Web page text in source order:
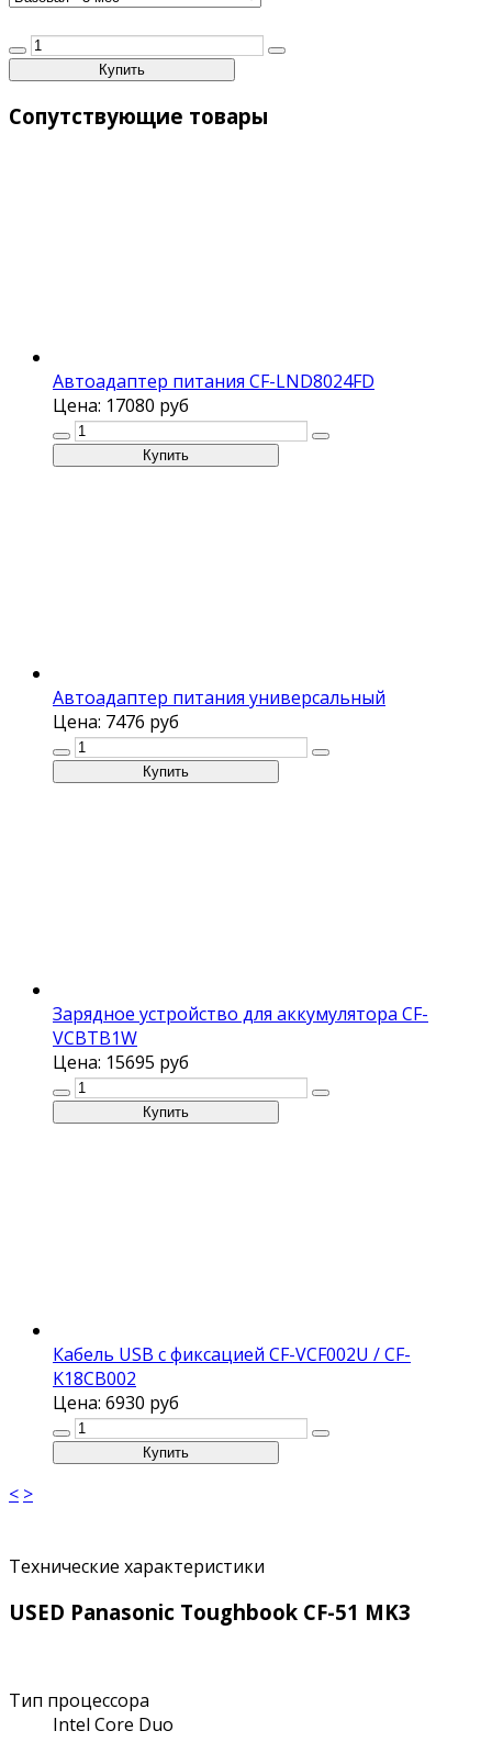
Сопутствующие товары
Автоадаптер питания CF-LND8024FD
Цена: 17080 руб
Автоадаптер питания универсальный
Цена: 7476 руб
Зарядное устройство для аккумулятора CF-
VCBTB1W
Цена: 15695 руб
Кабель USB с фиксацией CF-VCF002U / CF-
K18CB002
Цена: 6930 руб
< >
Технические характеристики
USED Panasonic Toughbook CF-51 MK3
Тип процессора
Intel Core Duo